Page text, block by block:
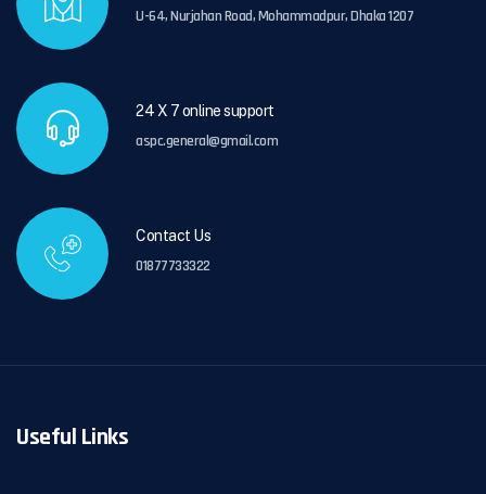
U-64, Nurjahan Road, Mohammadpur, Dhaka 1207
24 X 7 online support
aspc.general@gmail.com
Contact Us
01877733322
Useful Links